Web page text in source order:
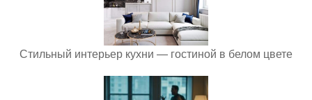
Стильный интерьер кухни — гостиной в белом цвете